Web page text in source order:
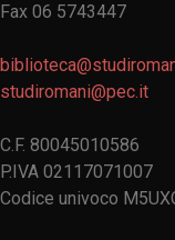
Fax 06 5743447
studiromani@pec.it
C.F. 80045010586
P.IVA 02117071007
Codice univoco